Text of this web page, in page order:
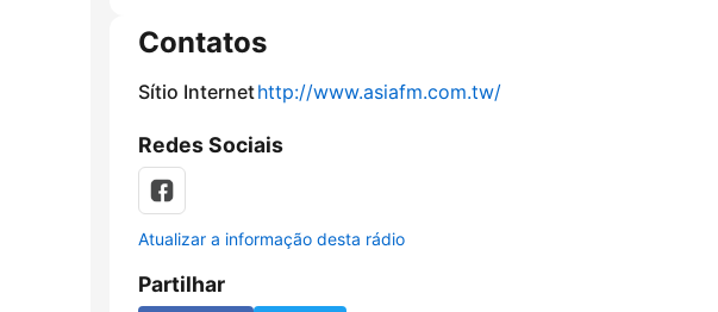
Contatos
Sítio Internethttp://www.asiafm.com.tw/
Redes Sociais
Atualizar a informação desta rádio
Partilhar